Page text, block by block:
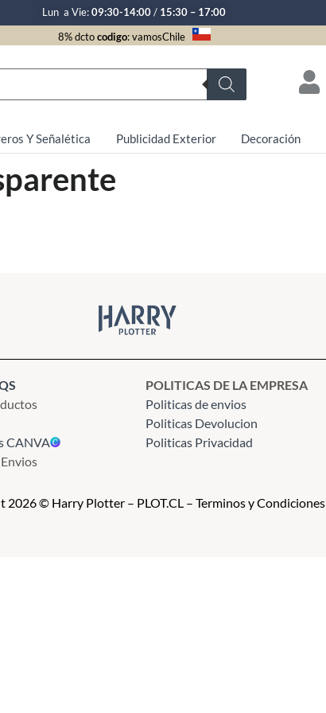
Lun a Vie:09:30-14:00/ 15:30 – 17:00
8% dctocodigo: vamosChile
Y Señalética Publicidad Exterior Decoración
CANVA
POLITICAS DE LA EMPRESA
Politicas de envios
Politicas Devolucion
Politicas Privacidad
2026 © Harry Plotter – PLOT.CL – Terminos y Condiciones